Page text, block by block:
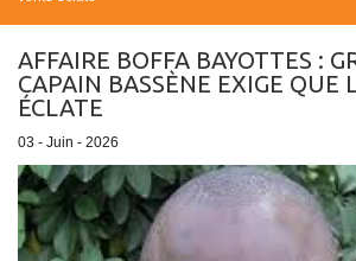
AFFAIRE BOFFA BAYOTTES :
CAPAIN BASSÈNE EXIGE QUE
ÉCLATE
03 - Juin - 2026